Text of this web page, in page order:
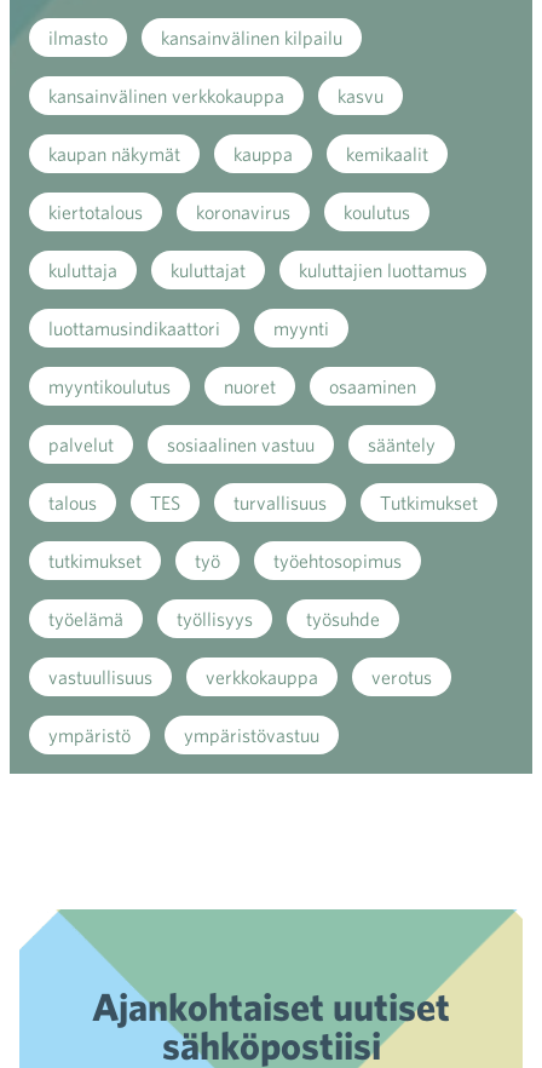
ilmasto kansainvälinen kilpailu
kansainvälinen verkkokauppa kasvu
kaupan näkymät kauppa kemikaalit
kiertotalous koronavirus koulutus
kuluttaja kuluttajat kuluttajien luottamus
luottamusindikaattori myynti
myyntikoulutus nuoret osaaminen
palvelut sosiaalinen vastuu sääntely
talous TES turvallisuus Tutkimukset
tutkimukset työ työehtosopimus
työelämä työllisyys työsuhde
vastuullisuus verkkokauppa verotus
ympäristö ympäristövastuu
Ajankohtaiset uutiset
sähköpostiisi